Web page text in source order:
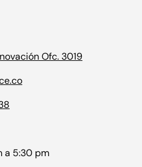
Ofc. 3019
a 5:30 pm